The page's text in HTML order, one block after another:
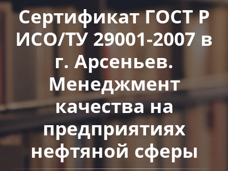
Cертификат ГОСТ Р
ИСО/ТУ 29001-2007 в
г. Арсеньев.
Менеджмент
качества на
предприятиях
нефтяной сферы